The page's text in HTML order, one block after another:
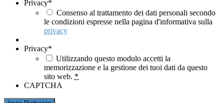
Privacy*
Consenso al trattamento dei dati personali secondo
le condizioni espresse nella pagina d'informativa sulla
privacy
Privacy*
Utilizzando questo modulo accetti la
memorizzazione e la gestione dei tuoi dati da questo
sito web. *
CAPTCHA